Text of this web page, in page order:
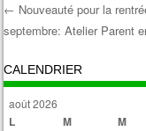
Post
← Nouveauté pour la
septembre: Atelier Parent
CALENDRIER
août 2026
L M M